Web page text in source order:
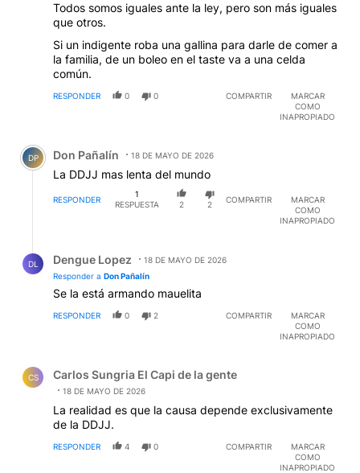
Todos somos iguales ante la ley, pero son más iguales
que otros.
Si un indigente roba una gallina para darle de comer a
la familia, de un boleo en el taste va a una celda
común.
RESPONDER 0 0 COMPARTIR
MARCAR
COMO
INAPROPIADO
Comentario de Don Pañalín.
DP Don Pañalín 18 DE MAYO DE 2026
La DDJJ mas lenta del mundo
RESPONDER
1
RESPUESTA
2 2
COMPARTIR
MARCAR
COMO
INAPROPIADO
DL Dengue Lopez
18 DE MAYO DE 2026
Responder a Don Pañalín
Se la está armando mauelita
RESPONDER 0 2 COMPARTIR
MARCAR
COMO
INAPROPIADO
CS Carlos Sungria El Capi de la gente
18 DE MAYO DE 2026
La realidad es que la causa depende exclusivamente
de la DDJJ.
RESPONDER 4 0 COMPARTIR
MARCAR
COMO
INAPROPIADO